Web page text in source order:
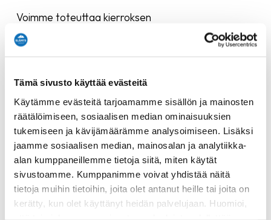
Tämä sivusto käyttää evästeitä
Käytämme evästeitä tarjoamamme sisällön ja mainosten
räätälöimiseen, sosiaalisen median ominaisuuksien
tukemiseen ja kävijämäärämme analysoimiseen. Lisäksi
jaamme sosiaalisen median, mainosalan ja analytiikka-
alan kumppaneillemme tietoja siitä, miten käytät
sivustoamme. Kumppanimme voivat yhdistää näitä
tietoja muihin tietoihin, joita olet antanut heille tai joita on
kerätty, kun olet käyttänyt heidän palvelujaan. Huomioi,
Voimme toteuttaa kierroksen
teille sopivana päivänä ja
sopivaan aikaan. Lisätiedot alla.
tamperelaiset opiskelijat
yrittävät sen upottaa? Mistä
juontaa juurenta Tampereen ja
Turun vastakkainasettelu?
Kävely aloitetaan Turun
tuomiokirkolta ja se jatkuu läpi
vanhan Turun sekä Aurajoen
vartta. Vierailemme myös
modernissa keskustassa.